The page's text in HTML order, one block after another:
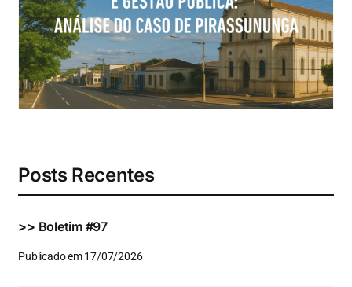
Eventos e Certificados
Comunicação
Buscar
resultados
Posts Recentes
>> Boletim #97
Publicado em 17/07/2026